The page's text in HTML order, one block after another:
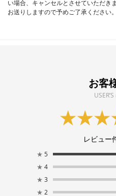
い場合、キャンセルとさせていただき
お送りしますので予めご了承ください。
お客
レビュー
★ 5
★ 4
★ 3
★ 2